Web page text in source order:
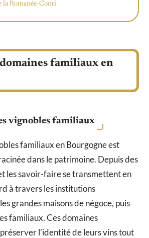
la Romanée-Conti
domaines familiaux en
vignobles familiaux
familiaux en Bourgogne est
dans le patrimoine. Depuis des
les savoir-faire se transmettent en
à travers les institutions
grandes maisons de négoce, puis
familiaux. Ces domaines
l’identité de leurs vins tout